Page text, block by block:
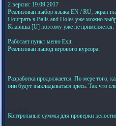
2 версия: 19.09.2017
Реализован выбор языка EN / RU, экран
Поиграть в Balls and Holes уже можно
Клавиша [U] поэтому уже не применяется.
Работает пункт меню Exit.
Реализован вывод игрового курсора.
Разработка продолжается. По мере того,
они будут выкладываться здесь. Так что
Контрольные суммы для проверки